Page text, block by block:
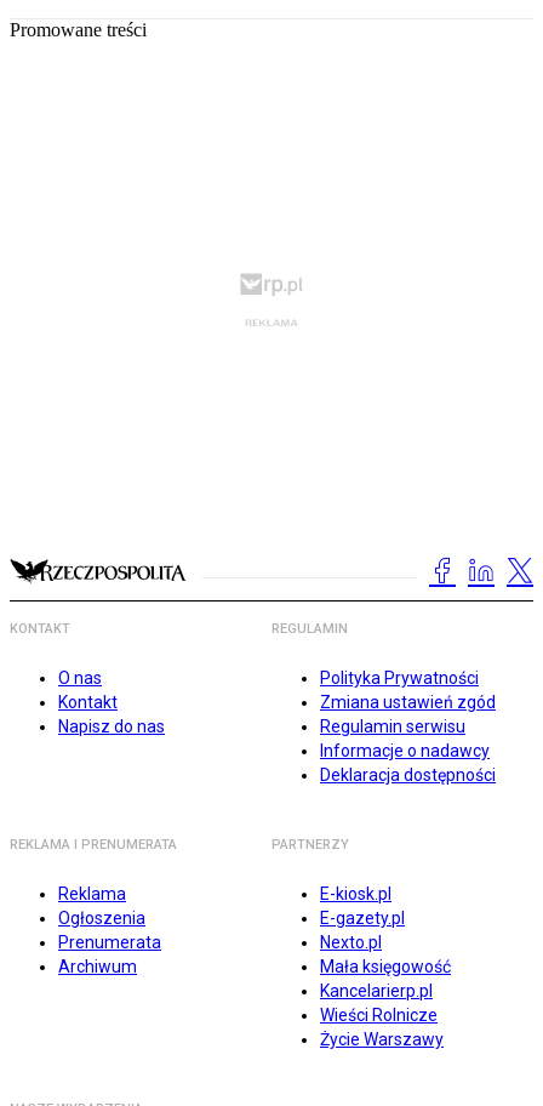
Promowane treści
KONTAKT
O nas
Kontakt
Napisz do nas
REGULAMIN
Polityka Prywatności
Zmiana ustawień zgód
Regulamin serwisu
Informacje o nadawcy
Deklaracja dostępności
REKLAMA I PRENUMERATA
Reklama
Ogłoszenia
Prenumerata
Archiwum
PARTNERZY
E-kiosk.pl
E-gazety.pl
Nexto.pl
Mała księgowość
Kancelarierp.pl
Wieści Rolnicze
Życie Warszawy